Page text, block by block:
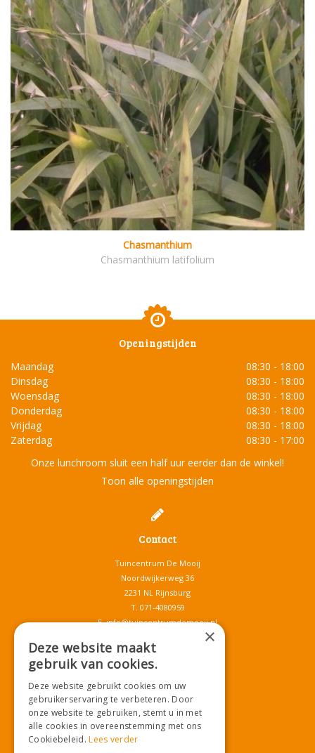
Chasmanthium
Chasmanthium latifolium
Openingstijden
Maandag
08:30 - 18:00
Dinsdag
08:30 - 18:00
Woensdag
08:30 - 18:00
Donderdag
08:30 - 18:00
Vrijdag
08:30 - 18:00
Zaterdag
08:30 - 17:00
Onze lunchroom sluit een half uur eerder dan de winkel!
Toon alle openingstijden
Contact
Tuincentrum De Mooij
Noordwijkerweg 36
2231 NL Rijnsburg
T. 071-4080959
E.info@tuincentrumdemooij.nl
Download onze App!
×
Deze website maakt
gebruik van cookies.
Deze website gebruikt cookies om uw
gebruikerservaring te verbeteren. Door
onze website te gebruiken, stemt u in met
alle cookies in overeenstemming met ons
Cookiebeleid.Lees verder